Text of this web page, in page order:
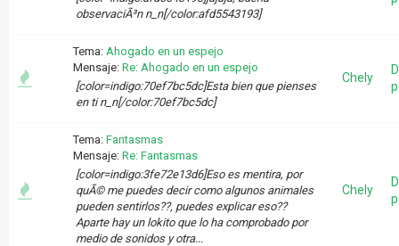
observaciÃ³n n_n[/color:afd5543193]
Tema: Ahogado en un espejo
Mensaje: Re: Ahogado en un espejo
[color=indigo:70ef7bc5dc]Esta bien que pienses
en ti n_n[/color:70ef7bc5dc]
Chely
Tema: Fantasmas
Mensaje: Re: Fantasmas
[color=indigo:3fe72e13d6]Eso es mentira, por
quÃ© me puedes decir como algunos animales
pueden sentirlos??, puedes explicar eso??
Aparte hay un lokito que lo ha comprobado por
medio de sonidos y otra...
Chely